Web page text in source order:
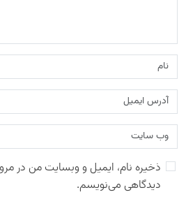
ذخیره نام، ایمیل و وبسایت من در
دیدگاهی می‌نویسم.